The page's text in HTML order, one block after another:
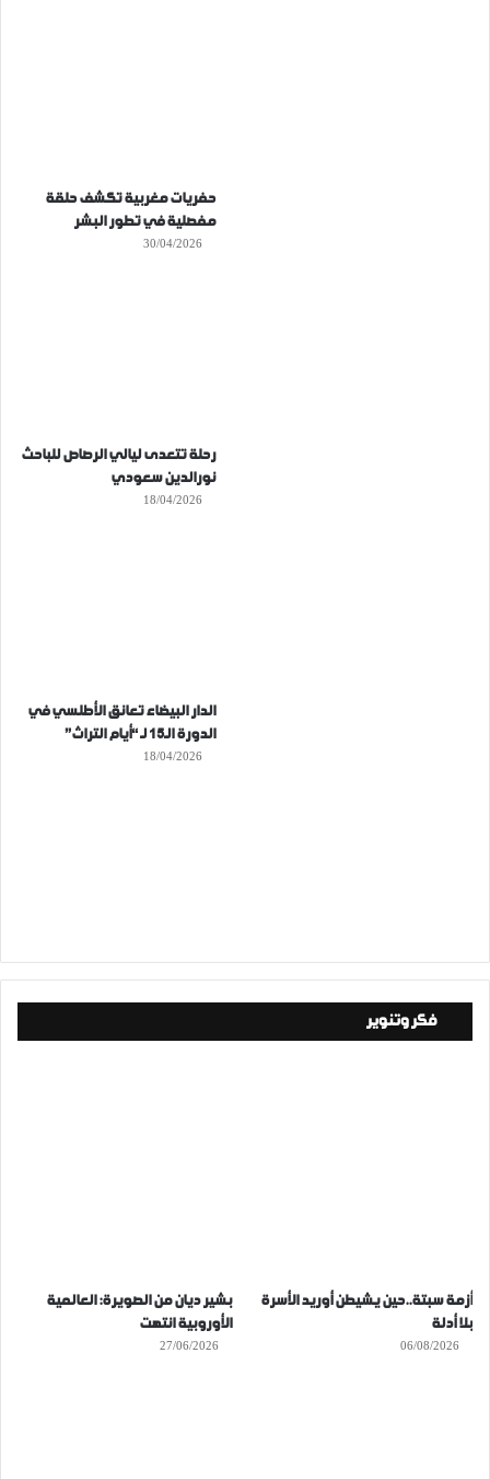
حفريات مغربية تكشف حلقة
مفصلية في تطور البشر
30/04/2026
رحلة تتعدى ليالي الرصاص للباحث
نورالدين سعودي
18/04/2026
الدار البيضاء تعانق الأطلسي في
الدورة الـ15 لـ “أيام التراث”
18/04/2026
فكر وتنوير
أزمة سبتة..حين يشيطن أوريد الأسرة
بلا أدلة
06/08/2026
بشير ديان من الصويرة: العالمية
الأوروبية انتهت
27/06/2026